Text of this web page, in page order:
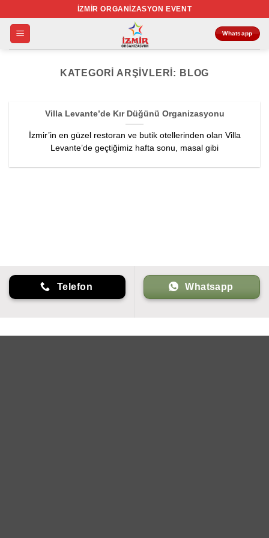
atla
İZMIR ORGANIZASYON EVENT
Whatsapp
KATEGORI ARŞIVLERI: BLOG
Villa Levante’de Kır Düğünü Organizasyonu
İzmir’in en güzel restoran ve butik otellerinden olan Villa
Levante’de geçtiğimiz hafta sonu, masal gibi
Telefon Whatsapp